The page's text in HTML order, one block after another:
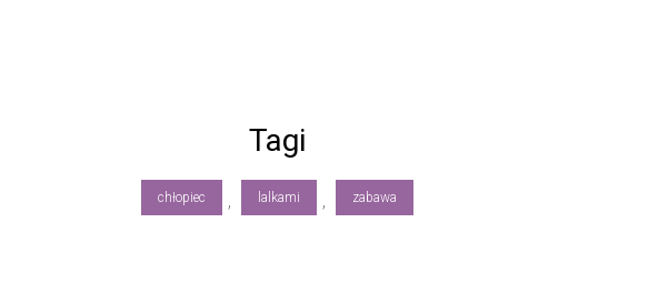
Tagi
chłopiec , lalkami , zabawa